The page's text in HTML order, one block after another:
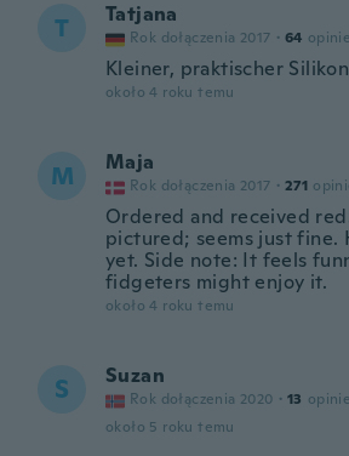
T Tatjana
Rok dołączenia 2017 · 64 opinie
Kleiner, praktischer
około 4 roku temu
M Maja
Rok dołączenia 2017 · 271
Ordered and received
pictured; seems just fine.
yet. Side note: It feels
fidgeters might enjoy it.
około 4 roku temu
S Suzan
Rok dołączenia 2020 · 13 opinie
około 5 roku temu